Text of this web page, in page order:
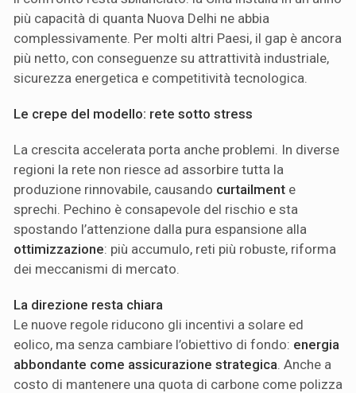
più capacità di quanta Nuova Delhi ne abbia
complessivamente. Per molti altri Paesi, il gap è ancora
più netto, con conseguenze su attrattività industriale,
sicurezza energetica e competitività tecnologica.
Le crepe del modello: rete sotto stress
La crescita accelerata porta anche problemi. In diverse
regioni la rete non riesce ad assorbire tutta la
produzione rinnovabile, causando curtailment e
sprechi. Pechino è consapevole del rischio e sta
spostando l’attenzione dalla pura espansione alla
ottimizzazione: più accumulo, reti più robuste, riforma
dei meccanismi di mercato.
La direzione resta chiara
Le nuove regole riducono gli incentivi a solare ed
eolico, ma senza cambiare l’obiettivo di fondo: energia
abbondante come assicurazione strategica . Anche a
costo di mantenere una quota di carbone come polizza